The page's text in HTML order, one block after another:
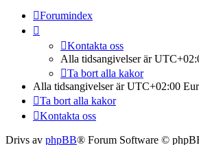
Forumindex
Kontakta oss
Alla tidsangivelser är
Ta bort alla kakor
Alla tidsangivelser är UTC+02:00
Ta bort alla kakor
Kontakta oss
Drivs av phpBB® Forum Software ©